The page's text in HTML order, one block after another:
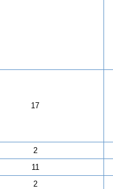
17
2
11
2